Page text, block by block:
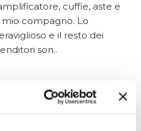
cuffie, aste e
compagno. Lo
e il resto dei
son..